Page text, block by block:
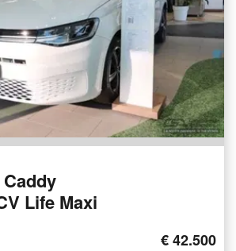
Life Maxi
€ 42.500